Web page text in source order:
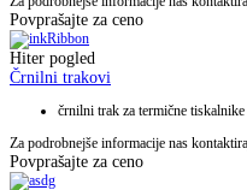
Povprašajte za ceno
Hiter pogled
Črnilni trakovi
črnilni trak za termične tiskalnike
Za podrobnejše informacije nas
Povprašajte za ceno